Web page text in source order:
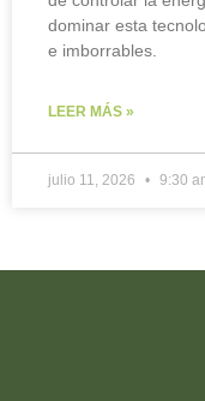
dominar esta
e imborrables.
LEER MÁS »
julio 11, 2026 9:30